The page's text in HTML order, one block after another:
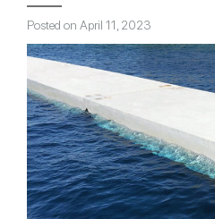
Posted on April 11, 2023